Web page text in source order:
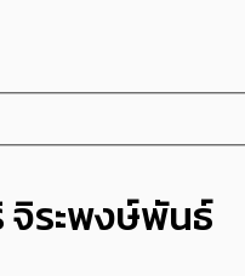
จิระพงษ์พันธ์